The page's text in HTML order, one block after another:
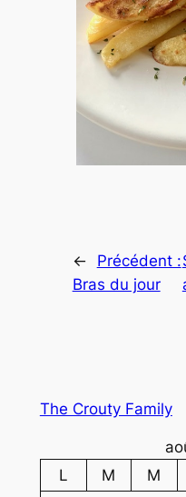
←
Précédent :
Bras du jour
The Crouty Family
L
M M